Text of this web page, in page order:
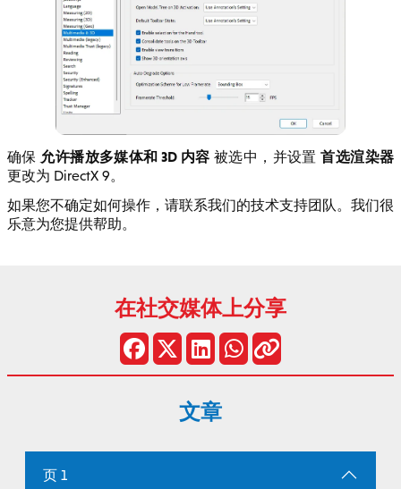
确保 允许播放多媒体和 3D 内容 被选中，并设置首选渲染器
更改为 DirectX 9。
如果您不确定如何操作，请联系我们的技术支持团队。我们很
乐意为您提供帮助。
在社交媒体上分享
文章
页 1